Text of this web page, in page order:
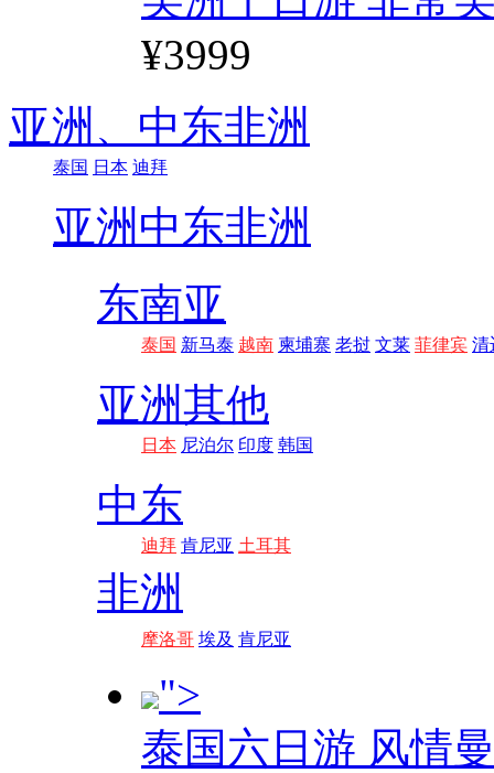
¥3999
亚洲、 中东非洲
泰国 日本 迪拜
亚洲 中东非洲
东南亚
泰国 新马泰 越南 柬埔寨 老挝 文莱 菲律宾 清
亚洲其他
日本 尼泊尔 印度 韩国
中东
迪拜 肯尼亚 土耳其
非洲
摩洛哥 埃及 肯尼亚
">
泰国六日游 风情